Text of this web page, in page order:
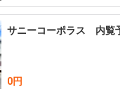
サニーコーポラス 内覧
0円